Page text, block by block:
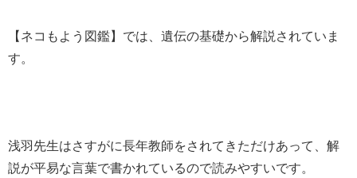
【ネコもよう図鑑】では、遺伝の基礎から解説されていま
す。
浅羽先生はさすがに長年教師をされてきただけあって、解
説が平易な言葉で書かれているので読みやすいです。